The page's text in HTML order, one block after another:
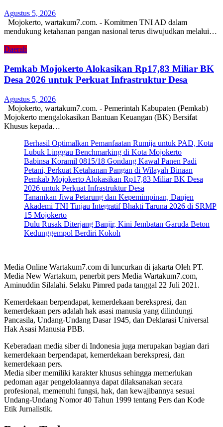
Agustus 5, 2026
Mojokerto, wartakum7.com. - Komitmen TNI AD dalam
mendukung ketahanan pangan nasional terus diwujudkan melalui…
Daerah
Pemkab Mojokerto Alokasikan Rp17,83 Miliar BK
Desa 2026 untuk Perkuat Infrastruktur Desa
Agustus 5, 2026
Mojokerto, wartakum7.com. - Pemerintah Kabupaten (Pemkab)
Mojokerto mengalokasikan Bantuan Keuangan (BK) Bersifat
Khusus kepada…
Berhasil Optimalkan Pemanfaatan Rumija untuk PAD, Kota
Lubuk Linggau Benchmarking di Kota Mojokerto
Babinsa Koramil 0815/18 Gondang Kawal Panen Padi
Petani, Perkuat Ketahanan Pangan di Wilayah Binaan
Pemkab Mojokerto Alokasikan Rp17,83 Miliar BK Desa
2026 untuk Perkuat Infrastruktur Desa
Tanamkan Jiwa Petarung dan Kepemimpinan, Danjen
Akademi TNI Tinjau Integratif Bhakti Taruna 2026 di SRMP
15 Mojokerto
Dulu Rusak Diterjang Banjir, Kini Jembatan Garuda Beton
Kedunggempol Berdiri Kokoh
Media Online Wartakum7.com di luncurkan di jakarta Oleh PT.
Media New Wartakum, penerbit pers Media Wartakum7.com,
Aminuddin Silalahi. Selaku Pimred pada tanggal 22 Juli 2021.
Kemerdekaan berpendapat, kemerdekaan berekspresi, dan
kemerdekaan pers adalah hak asasi manusia yang dilindungi
Pancasila, Undang-Undang Dasar 1945, dan Deklarasi Universal
Hak Asasi Manusia PBB.
Keberadaan media siber di Indonesia juga merupakan bagian dari
kemerdekaan berpendapat, kemerdekaan berekspresi, dan
kemerdekaan pers.
Media siber memiliki karakter khusus sehingga memerlukan
pedoman agar pengelolaannya dapat dilaksanakan secara
profesional, memenuhi fungsi, hak, dan kewajibannya sesuai
Undang-Undang Nomor 40 Tahun 1999 tentang Pers dan Kode
Etik Jurnalistik.